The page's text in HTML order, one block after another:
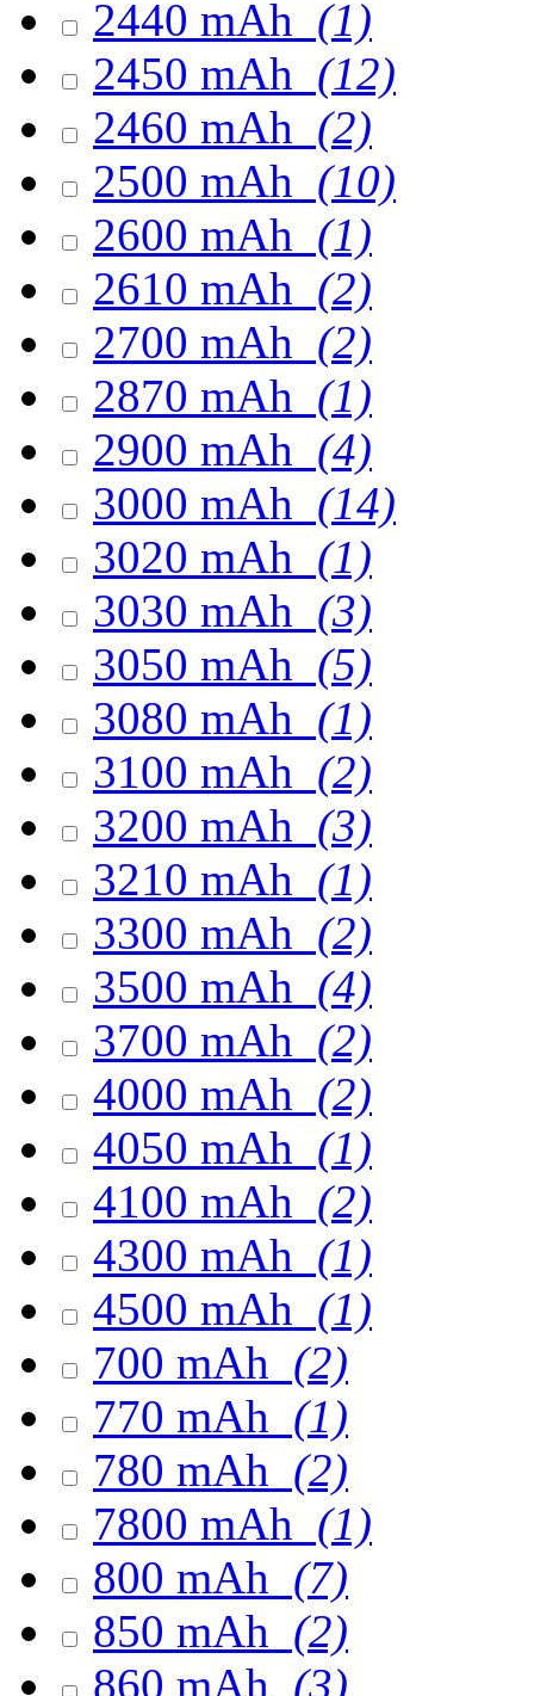
2440 mAh (1)
2450 mAh (12)
2460 mAh (2)
2500 mAh (10)
2600 mAh (1)
2610 mAh (2)
2700 mAh (2)
2870 mAh (1)
2900 mAh (4)
3000 mAh (14)
3020 mAh (1)
3030 mAh (3)
3050 mAh (5)
3080 mAh (1)
3100 mAh (2)
3200 mAh (3)
3210 mAh (1)
3300 mAh (2)
3500 mAh (4)
3700 mAh (2)
4000 mAh (2)
4050 mAh (1)
4100 mAh (2)
4300 mAh (1)
4500 mAh (1)
700 mAh (2)
770 mAh (1)
780 mAh (2)
7800 mAh (1)
800 mAh (7)
850 mAh (2)
860 mAh (3)